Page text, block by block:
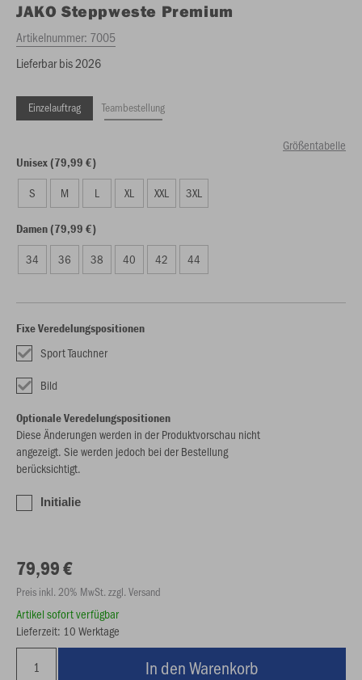
JAKO Steppweste Premium
Artikelnummer: 7005
Lieferbar bis 2026
Einzelauftrag Teambestellung
Größentabelle
Unisex (79,99 €)
S M L XL XXL 3XL
Damen (79,99 €)
34 36 38 40 42 44
Fixe Veredelungspositionen
Sport Tauchner
Bild
Optionale Veredelungspositionen
Diese Änderungen werden in der Produktvorschau nicht
angezeigt. Sie werden jedoch bei der Bestellung
berücksichtigt.
Initialie
79,99 €
Preis inkl. 20% MwSt. zzgl. Versand
Artikel sofort verfügbar
Lieferzeit: 10 Werktage
In den Warenkorb